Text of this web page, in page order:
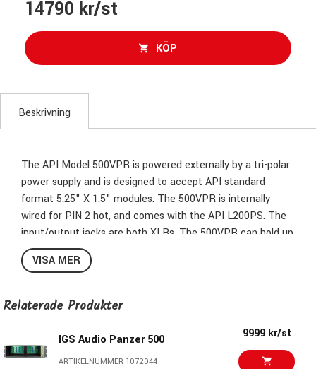
14790 kr/st
KÖP
Beskrivning
The API Model 500VPR is powered externally by a tri-polar
power supply and is designed to accept API standard
format 5.25" X 1.5" modules. The 500VPR is internally
wired for PIN 2 hot, and comes with the API L200PS. The
input/output jacks are both XLRs. The 500VPR can hold up
to ten API modules. API makes several modules to fit this
rack, including the 550A, 550b, 560, 525, and 512c. Like all
year warranty.
VISA MER
Relaterade Produkter
IGS Audio Panzer 500
ARTIKELNUMMER 1072044
9999 kr/st